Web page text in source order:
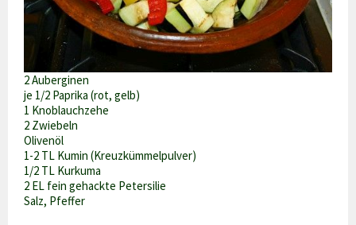
2 Auberginen
je 1/2 Paprika (rot, gelb)
1 Knoblauchzehe
2 Zwiebeln
Olivenöl
1-2 TL Kumin (Kreuzkümmelpulver)
1/2 TL Kurkuma
2 EL fein gehackte Petersilie
Salz, Pfeffer